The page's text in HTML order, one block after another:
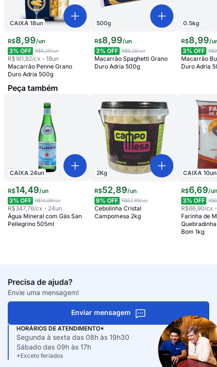
CAIXA 18un
R$8,99/un
3% OFF R$9,29/un
R$161,82/cx 18un
Macarrão Penne Grano
Duro Adria 500g
500g
R$8,99/un
3% OFF R$9,29/un
Macarrão Spaghetti Grano
Duro Adria 500g
0.5kg
R$8,99/
3% OFF
Macarrão
Duro Adria
Peça também
CAIXA 24un
R$14,49/un
3% OFF R$14,99/un
R$347,76/cx 24un
Água Mineral com Gás San
Pellegrino 505ml
2Kg
R$52,89/un
9% OFF R$57,89/un
Cebolinha Cristal
Campomesa 2kg
CAIXA10un
R$6,69/
3% OFF
R$66,90/cx
Farinha de
Bom 1kg
Precisa de ajuda?
Envie uma mensagem!
Enviar mensagem
HORÁRIOS DE ATENDIMENTO*
Segunda à sexta das 08h às 19h30
Sábado das 09h às 17h
*Exceto feriados